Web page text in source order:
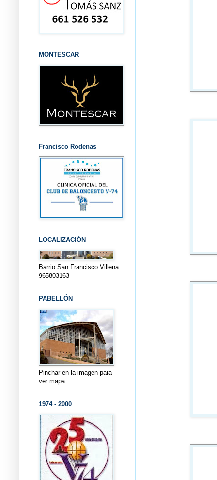
MONTESCAR
Francisco Rodenas
LOCALIZACIÓN
Barrio San Francisco Villena
965803163
PABELLÓN
Pinchar en la imagen para
ver mapa
1974 - 2000